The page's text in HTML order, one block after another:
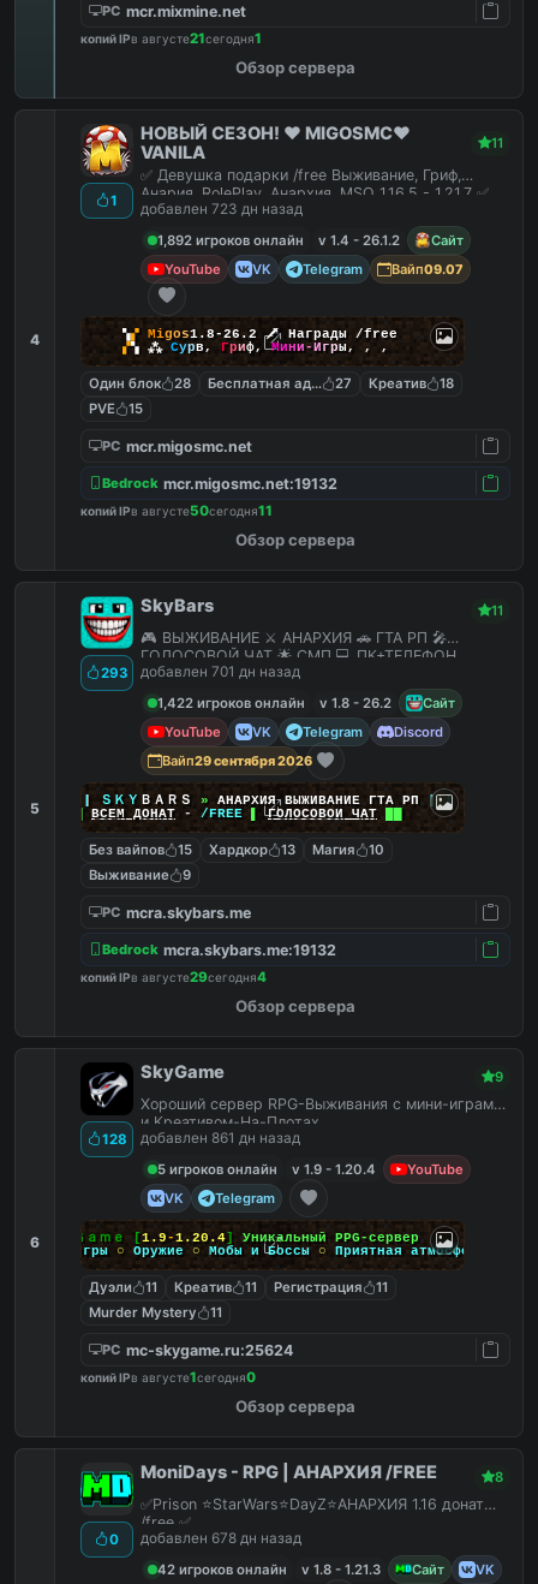
PC mcr.mixmine.net
копий IPв августе21сегодня1
Обзор сервера
4
1
НОВЫЙ СЕЗОН! ❤️ MIGOSMC❤️
VANILA
11
✅ Девушка подарки /free Выживание, Гриф,
Анария, RolePlay, Анархия, MSO 1.16.5 - 1.21.7 ✅
добавлен 723 дн назад
1,892 игроков онлайн
v 1.4 - 26.1.2
Сайт
YouTube
VK Telegram Вайп09.07
▚▞ Migos1.8-26.2🗡 Награды /free
▞▚ ⁂ Сурв, Гриф,Мини-Игры, , ,
Один блок 28 Бесплатная админка
27 Креатив
18
PVE
15
PC mcr.migosmc.net
Bedrock mcr.migosmc.net:19132
копий IPв августе50сегодня11
Обзор сервера
5
293
SkyBars 11
🎮 ВЫЖИВАНИЕ ⚔️ АНАРХИЯ 🚗 ГТА РП 🎤
ГОЛОСОВОЙ ЧАТ 🌟 СМП 💻 ПК+ТЕЛЕФОН
добавлен 701 дн назад
1,422 игроков онлайн
v 1.8 - 26.2
Сайт
YouTube
VK Telegram
Discord
Вайп29 сентября 2026
ＳＫＹ ＢＡＲＳ » АНАРХИЯ ВЫЖИВАНИЕ ГТА РП |||
ВСЕМ ДОНАТ- /FREE ▌ГОЛОСОВОЙ ЧАТ
Без вайпов 15 Хардкор 13 Магия
10
Выживание
9
PC mcra.skybars.me
Bedrock mcra.skybars.me:19132
копий IPв августе29сегодня4
Обзор сервера
6
128
SkyGame 9
Хороший сервер RPG-Выживания с мини-играми
и Креативом-На-Плотах.
добавлен 861 дн назад
5 игроков онлайн
v 1.9 - 1.20.4
YouTube
VK
Telegram
Ｓｋｙ Ｇａｍｅ [1.9-1.20.4] Уникальный PPG-сервер
Мини-игры ○ Оружие ○ Мобы и Боссы ○ Приятная атмосфера
Дуэли 11 Креатив 11 Регистрация
11
Murder Mystery
11
PC mc-skygame.ru:25624
копий IPв августе1сегодня0
Обзор сервера
0
MoniDays - RPG | АНАРХИЯ /FREE 8
✅Prison ⭐StarWars⭐DayZ⭐АНАРХИЯ 1.16 донат
/free ✅
добавлен 678 дн назад
42 игроков онлайн
v 1.8 - 1.21.3 Сайт VK